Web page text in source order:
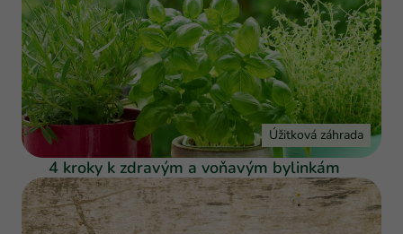
Úžitková záhrada
4 kroky k zdravým a voňavým bylinkám